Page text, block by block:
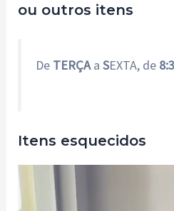
ou outros itens
De TERÇAaSEXTA, de
Itens esquecidos